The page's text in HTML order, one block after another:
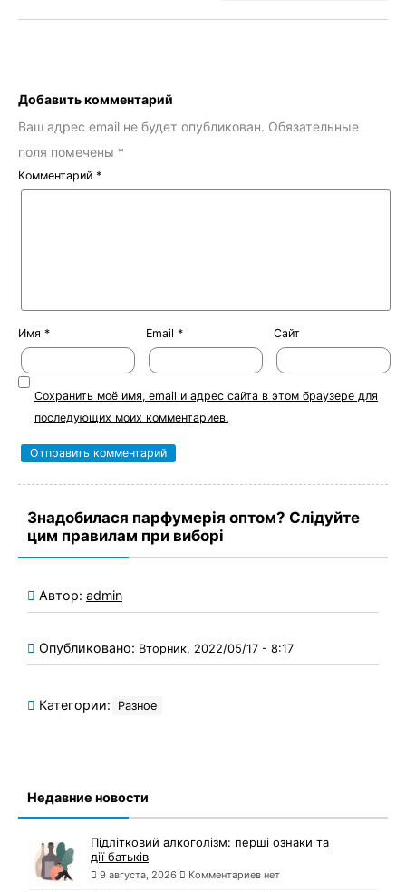
Добавить комментарий
Ваш адрес email не будет опубликован. Обязательные
поля помечены *
Комментарий *
Имя * Email * Сайт
Сохранить моё имя, email и адрес сайта в этом браузере для
последующих моих комментариев.
Знадобилася парфумерія оптом? Слідуйте
цим правилам при виборі
Автор: admin
Опубликовано: Вторник, 2022/05/17 - 8:17
Категории: Разное
Недавние новости
Підлітковий алкоголізм: перші ознаки та
дії батьків
9 августа, 2026 Комментариев нет